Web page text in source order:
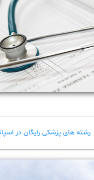
رشته های پزشکی رایگان در